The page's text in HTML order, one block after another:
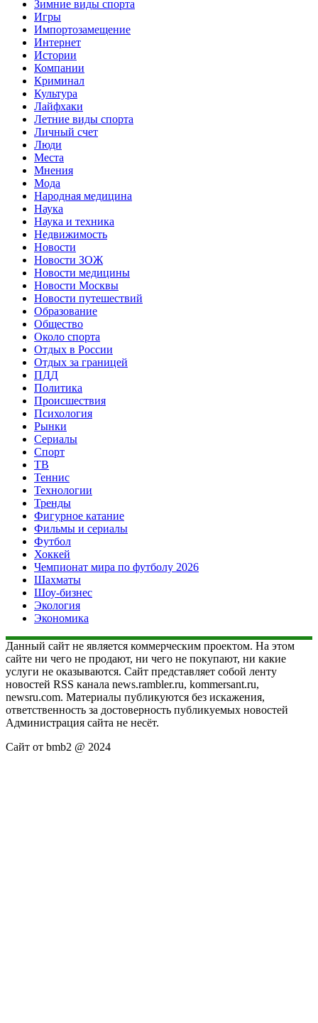
Зимние виды спорта
Игры
Импортозамещение
Интернет
Истории
Компании
Криминал
Культура
Лайфхаки
Летние виды спорта
Личный счет
Люди
Места
Мнения
Мода
Народная медицина
Наука
Наука и техника
Недвижимость
Новости
Новости ЗОЖ
Новости медицины
Новости Москвы
Новости путешествий
Образование
Общество
Около спорта
Отдых в России
Отдых за границей
ПДД
Политика
Происшествия
Психология
Рынки
Сериалы
Спорт
ТВ
Теннис
Технологии
Тренды
Фигурное катание
Фильмы и сериалы
Футбол
Хоккей
Чемпионат мира по футболу 2026
Шахматы
Шоу-бизнес
Экология
Экономика
Данный сайт не является коммерческим проектом. На этом
сайте ни чего не продают, ни чего не покупают, ни какие
услуги не оказываются. Сайт представляет собой ленту
новостей RSS канала news.rambler.ru, kommersant.ru,
newsru.com. Материалы публикуются без искажения,
ответственность за достоверность публикуемых новостей
Администрация сайта не несёт.
Сайт от bmb2 @ 2024